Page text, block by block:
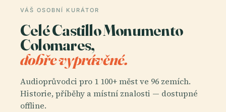
VÁŠ OSOBNÍ KURÁTOR
Celé Castillo Monumento
Colomares,
dobře vyprávěné.
Audioprůvodci pro 1 100+ měst ve 96 zemích.
Historie, příběhy a místní znalosti — dostupné
offline.